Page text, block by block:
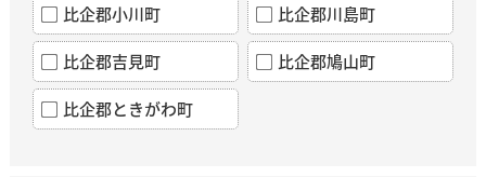
比企郡小川町 比企郡川島町
比企郡吉見町 比企郡鳩山町
比企郡ときがわ町